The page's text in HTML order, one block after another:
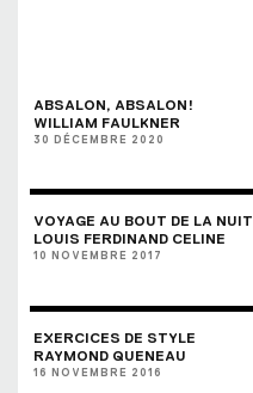
ABSALON, ABSALON!
WILLIAM FAULKNER
30 DÉCEMBRE 2020
VOYAGE AU BOUT DE LA NUIT
LOUIS FERDINAND CELINE
10 NOVEMBRE 2017
EXERCICES DE STYLE
RAYMOND QUENEAU
16 NOVEMBRE 2016